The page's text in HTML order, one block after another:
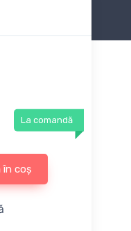
La comandă
în coș